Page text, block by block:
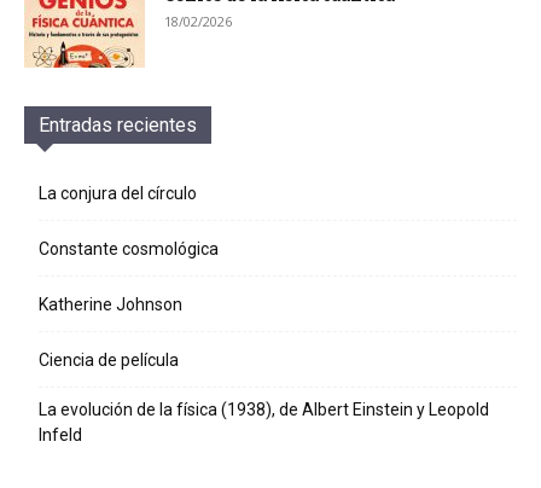
18/02/2026
Entradas recientes
La conjura del círculo
Constante cosmológica
Katherine Johnson
Ciencia de película
La evolución de la física (1938), de Albert Einstein y Leopold
Infeld